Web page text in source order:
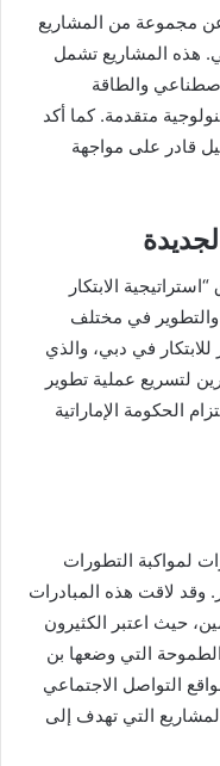
عن مجموعة من المشاريع
هذه المشاريع تشمل
والطاقة
متقدمة. كما أكد
قادر على مواجهة
الابتكار
والتطوير في مختلف
في دبي، والذي
لتسريع عملية تطوير
الحكومة الإماراتية
لمواكبة التطورات
وقد لاقت هذه المبادرات
حيث اعتبر الكثيرون
التي وضعها بن
التواصل الاجتماعي
التي تهدف إلى